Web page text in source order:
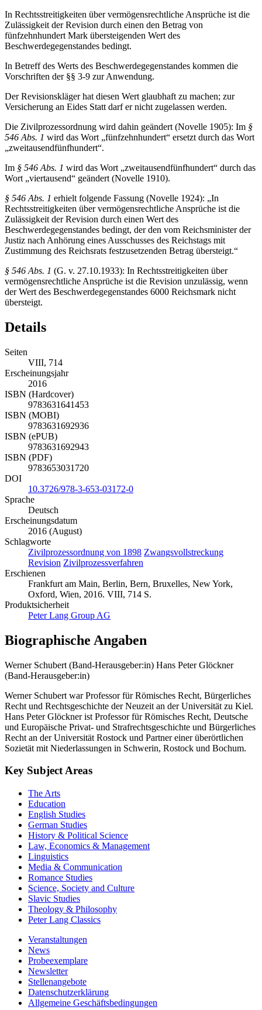
In Rechtsstreitigkeiten über vermögensrechtliche Ansprüche ist die
Zulässigkeit der Revision durch einen den Betrag von
fünfzehnhundert Mark übersteigenden Wert des
Beschwerdegegenstandes bedingt.
In Betreff des Werts des Beschwerdegegenstandes kommen die
Vorschriften der §§ 3-9 zur Anwendung.
Der Revisionskläger hat diesen Wert glaubhaft zu machen; zur
Versicherung an Eides Statt darf er nicht zugelassen werden.
Die Zivilprozessordnung wird dahin geändert (Novelle 1905): Im §
546 Abs. 1 wird das Wort „fünfzehnhundert“ ersetzt durch das Wort
„zweitausendfünfhundert“.
Im § 546 Abs. 1 wird das Wort „zweitausendfünfhundert“ durch das
Wort „viertausend“ geändert (Novelle 1910).
§ 546 Abs. 1 erhielt folgende Fassung (Novelle 1924): „In
Rechtsstreitigkeiten über vermögensrechtliche Ansprüche ist die
Zulässigkeit der Revision durch einen Wert des
Beschwerdegegenstandes bedingt, der den vom Reichsminister der
Justiz nach Anhörung eines Ausschusses des Reichstags mit
Zustimmung des Reichsrats festzusetzenden Betrag übersteigt.“
§ 546 Abs. 1 (G. v. 27.10.1933): In Rechtsstreitigkeiten über
vermögensrechtliche Ansprüche ist die Revision unzulässig, wenn
der Wert des Beschwerdegegenstandes 6000 Reichsmark nicht
übersteigt.
Details
Seiten
VIII, 714
Erscheinungsjahr
2016
ISBN (Hardcover)
9783631641453
ISBN (MOBI)
9783631692936
ISBN (ePUB)
9783631692943
ISBN (PDF)
9783653031720
DOI
10.3726/978-3-653-03172-0
Sprache
Deutsch
Erscheinungsdatum
2016 (August)
Schlagworte
Zivilprozessordnung von 1898 Zwangsvollstreckung
Revision Zivilprozessverfahren
Erschienen
Frankfurt am Main, Berlin, Bern, Bruxelles, New York,
Oxford, Wien, 2016. VIII, 714 S.
Produktsicherheit
Peter Lang Group AG
Biographische Angaben
Werner Schubert (Band-Herausgeber:in) Hans Peter Glöckner
(Band-Herausgeber:in)
Werner Schubert war Professor für Römisches Recht, Bürgerliches
Recht und Rechtsgeschichte der Neuzeit an der Universität zu Kiel.
Hans Peter Glöckner ist Professor für Römisches Recht, Deutsche
und Europäische Privat- und Strafrechtsgeschichte und Bürgerliches
Recht an der Universität Rostock und Partner einer überörtlichen
Sozietät mit Niederlassungen in Schwerin, Rostock und Bochum.
Key Subject Areas
The Arts
Education
English Studies
German Studies
History & Political Science
Law, Economics & Management
Linguistics
Media & Communication
Romance Studies
Science, Society and Culture
Slavic Studies
Theology & Philosophy
Peter Lang Classics
Veranstaltungen
News
Probeexemplare
Newsletter
Stellenangebote
Datenschutzerklärung
Allgemeine Geschäftsbedingungen